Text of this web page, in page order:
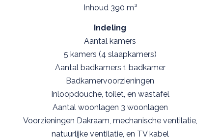
Inhoud 390 m³
Indeling
Aantal kamers
5 kamers (4 slaapkamers)
Aantal badkamers 1 badkamer
Badkamervoorzieningen
Inloopdouche, toilet, en wastafel
Aantal woonlagen 3 woonlagen
Voorzieningen Dakraam, mechanische ventilatie,
natuurlijke ventilatie, en TV kabel